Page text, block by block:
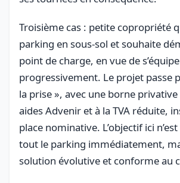
Troisième cas : petite copropriété
parking en sous-sol et souhaite
point de charge, en vue de
progressivement. Le projet passe
la prise », avec une borne
aides Advenir et à la TVA réduite,
place nominative. L’objectif ici
tout le parking immédiatement,
solution évolutive et conforme au